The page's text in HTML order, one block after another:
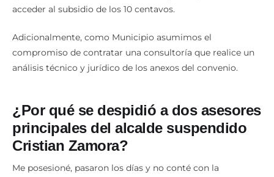
acceder al subsidio de los 10 centavos.
Adicionalmente, como Municipio asumimos el
compromiso de contratar una consultoría que realice un
análisis técnico y jurídico de los anexos del convenio.
¿Por qué se despidió a dos asesores
principales del alcalde suspendido
Cristian Zamora?
Me posesioné, pasaron los días y no conté con la